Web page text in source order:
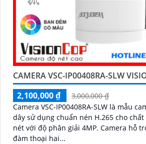
CAMERA VSC-IP00408RA-SLW
2,100,000 ₫
3,000,000 ₫
Camera VSC-IP00408RA-SLW là mẫu
dây sử dụng chuẩn nén H.265 cho
nét với độ phân giải 4MP. Camera hỗ trợ xoay 360 độ,
đàm thoại hai...